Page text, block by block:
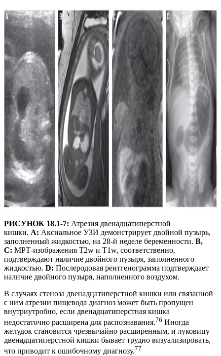
РИСУНОК 18.1-7: Атрезия двенадцатиперстной
кишки. A: Аксиальное УЗИ демонстрирует двойной пузырь,
заполненный жидкостью, на 28-й неделе беременности. B,
C: МРТ-изображения T2w и T1w, соответственно,
подтверждают наличие двойного пузыря, заполненного
жидкостью. D: Послеродовая рентгенограмма подтверждает
наличие двойного пузыря, наполненного воздухом.
В случаях стеноза двенадцатиперстной кишки или связанной
с ним атрезии пищевода диагноз может быть пропущен
внутриутробно, если двенадцатиперстная кишка
недостаточно расширена для распознавания.76 Иногда
желудок становится чрезвычайно расширенным, и луковицу
двенадцатиперстной кишки бывает трудно визуализировать,
что приводит к ошибочному диагнозу.77